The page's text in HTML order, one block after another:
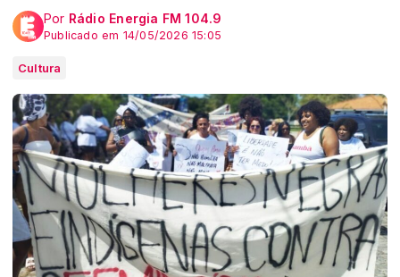
Por Rádio Energia FM 104.9
Publicado em 14/05/2026 15:05
Cultura